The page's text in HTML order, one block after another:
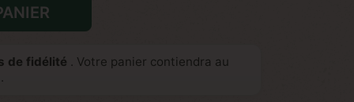
de fidélité . Votre panier contiendra au